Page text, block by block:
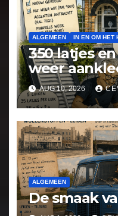
ALGEMEEN IN EN OM HET
350 latjes
weer
AUG 10, 2026
ALGEMEEN
De smaak